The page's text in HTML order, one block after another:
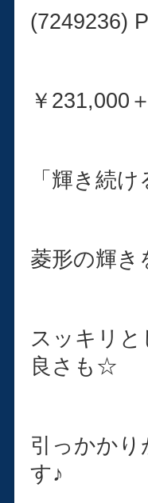
(7249236)
￥231,000
「輝き続
菱形の輝
スッキリ
良さも☆
引っかか
す♪